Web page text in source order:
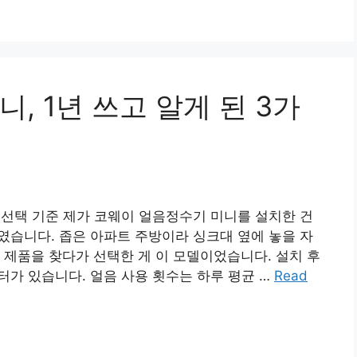
, 1년 쓰고 알게 된 3가
택 기준 제가 코웨이 얼음정수기 미니를 설치한 건
습니다. 좁은 아파트 주방이라 싱크대 옆에 놓을 자
품을 찾다가 선택한 게 이 모델이었습니다. 설치 후
가 있습니다. 얼음 사용 횟수는 하루 평균 … Read